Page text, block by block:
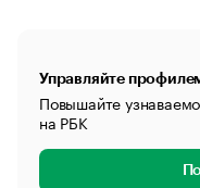
Управляйте
Повышайте
на РБК